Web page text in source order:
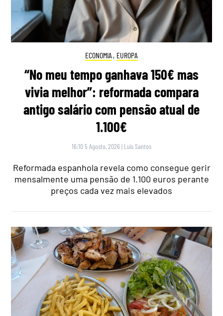
ECONOMIA , EUROPA
“No meu tempo ganhava 150€ mas
vivia melhor”: reformada compara
antigo salário com pensão atual de
1.100€
16:10 5 Agosto, 2026 | Luís Santos
Reformada espanhola revela como consegue gerir
mensalmente uma pensão de 1.100 euros perante
preços cada vez mais elevados